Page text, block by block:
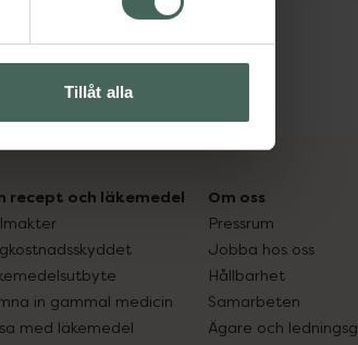
Tillåt alla
recept och läkemedel
in gammal medicin
med läkemedel
Om oss
Pressrum
Jobba hos oss
Hållbarhet
Samarbeten
Ägare och